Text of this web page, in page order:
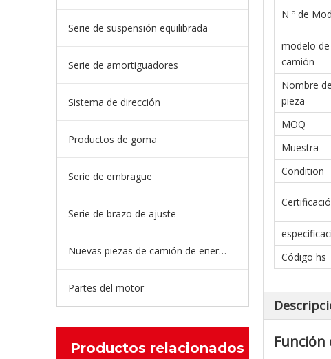
Serie de suspensión equilibrada
Serie de amortiguadores
Sistema de dirección
Productos de goma
Serie de embrague
Serie de brazo de ajuste
Nuevas piezas de camión de energía
Partes del motor
Productos relacionados
N º de
modelo de
camión
Nombre
pieza
MOQ
Muestra
Condition
Código hs